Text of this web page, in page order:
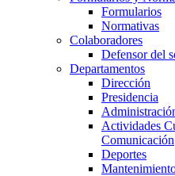
Formularios
Normativas
Colaboradores
Defensor del
Departamentos
Dirección
Presidencia
Actividades
Comunicación
Deportes